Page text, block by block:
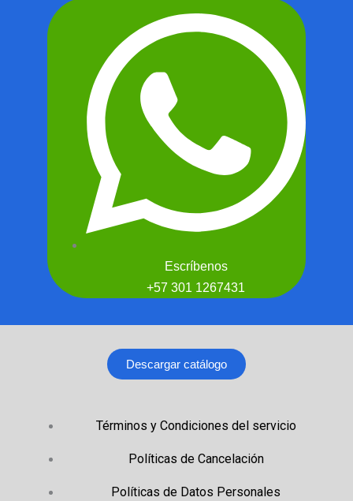
Escríbenos
+57 301 1267431
Descargar catálogo
Términos y Condiciones del servicio
Políticas de Cancelación
Políticas de Datos Personales